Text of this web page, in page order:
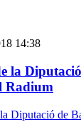
14:38
la
Radium